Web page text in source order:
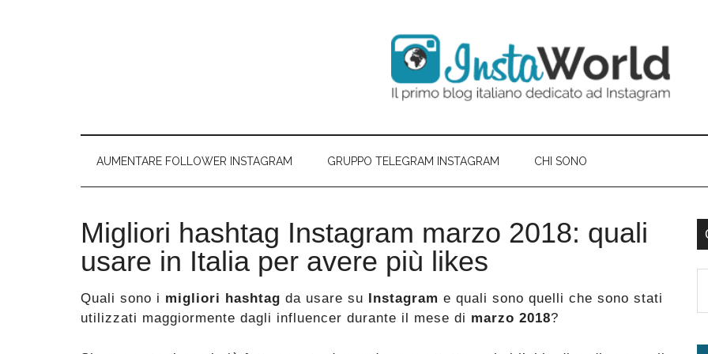
AUMENTARE FOLLOWER INSTAGRAM GRUPPO TELEGRAM INSTAGRAM CHI SONO
Migliori hashtag Instagram marzo 2018: quali
usare in Italia per avere più likes
Quali sono i migliori hashtag da usare su Instagram e quali sono quelli che sono stati
utilizzati maggiormente dagli influencer durante il mese di marzo 2018?